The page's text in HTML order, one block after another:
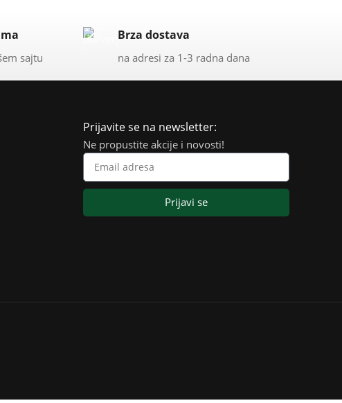
sajtu
Brza dostava
na adresi za 1-3 radna dana
Prijavite se na newsletter:
Ne propustite akcije i novosti!
Prijavi se